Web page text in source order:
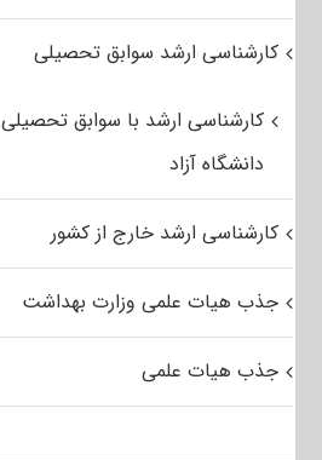
کارشناسی ارشد سوابق تحصیلی
کارشناسی ارشد با سوابق تحصیلی
دانشگاه آزاد
کارشناسی ارشد خارج از کشور
جذب هیات علمی وزارت بهداشت
جذب هیات علمی